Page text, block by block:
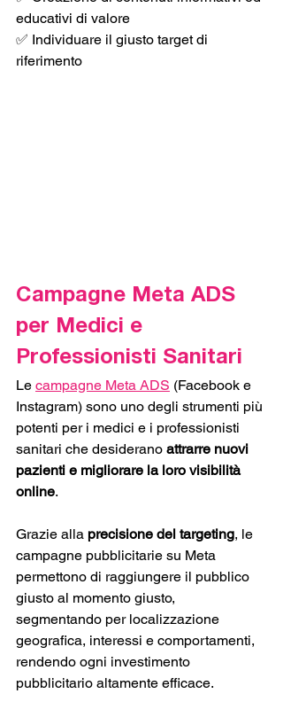
educativi di valore
✅ Individuare il giusto target di
riferimento
Campagne Meta ADS
per Medici e
Professionisti Sanitari
Le campagne Meta ADS (Facebook e
Instagram) sono uno degli strumenti più
potenti per i medici e i professionisti
sanitari che desiderano attrarre nuovi
pazienti e migliorare la loro visibilità
online.
Grazie alla precisione del targeting, le
campagne pubblicitarie su Meta
permettono di raggiungere il pubblico
giusto al momento giusto,
segmentando per localizzazione
geografica, interessi e comportamenti,
rendendo ogni investimento
pubblicitario altamente efficace.